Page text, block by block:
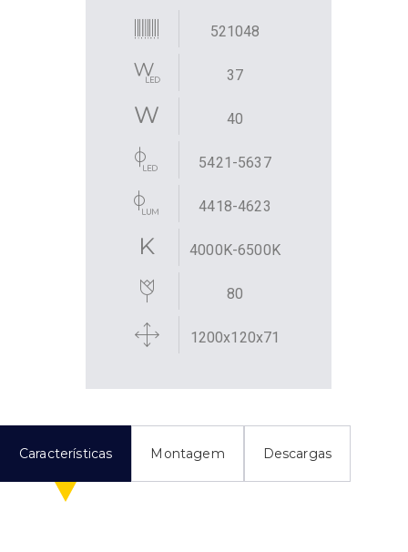
521048
37
40
5421-5637
4418-4623
4000K-6500K
80
1200x120x71
Características Montagem Descargas